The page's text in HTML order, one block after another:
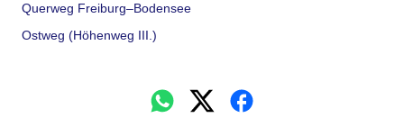
Querweg Freiburg–Bodensee
Ostweg (Höhenweg III.)